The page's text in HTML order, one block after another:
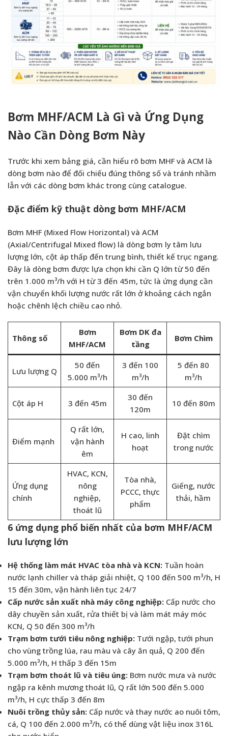
Bơm MHF/ACM Là Gì và Ứng Dụng
Nào Cần Dòng Bơm Này
Trước khi xem bảng giá, cần hiểu rõ bơm MHF và ACM là
dòng bơm nào để đối chiếu đúng thông số và tránh nhầm
lẫn với các dòng bơm khác trong cùng catalogue.
Đặc điểm kỹ thuật dòng bơm MHF/ACM
Bơm MHF (Mixed Flow Horizontal) và ACM
(Axial/Centrifugal Mixed flow) là dòng bơm ly tâm lưu
lượng lớn, cột áp thấp đến trung bình, thiết kế trục ngang.
Đây là dòng bơm được lựa chọn khi cần Q lớn từ 50 đến
trên 1.000 m³/h với H từ 3 đến 45m, tức là ứng dụng cần
vận chuyển khối lượng nước rất lớn ở khoảng cách ngắn
hoặc chênh lệch chiều cao nhỏ.
Thông số
Bơm
MHF/ACM
Bơm DK đa
tầng
Bơm Chìm
Lưu lượng Q
50 đến
5.000 m³/h
3 đến 100
m³/h
5 đến 80
m³/h
Cột áp H 3 đến 45m
30 đến
120m
10 đến 80m
Điểm mạnh
Q rất lớn,
vận hành
êm
H cao, linh
hoạt
Đặt chìm
trong nước
Ứng dụng
chính
HVAC, KCN,
nông
nghiệp,
thoát lũ
Tòa nhà,
PCCC, thực
phẩm
Giếng, nước
thải, hầm
6 ứng dụng phổ biến nhất của bơm MHF/ACM
lưu lượng lớn
Hệ thống làm mát HVAC tòa nhà và KCN: Tuần hoàn
nước lạnh chiller và tháp giải nhiệt, Q 100 đến 500 m³/h, H
15 đến 30m, vận hành liên tục 24/7
Cấp nước sản xuất nhà máy công nghiệp: Cấp nước cho
dây chuyền sản xuất, rửa thiết bị và làm mát máy móc
KCN, Q 50 đến 300 m³/h
Trạm bơm tưới tiêu nông nghiệp: Tưới ngập, tưới phun
cho vùng trồng lúa, rau màu và cây ăn quả, Q 200 đến
5.000 m³/h, H thấp 3 đến 15m
Trạm bơm thoát lũ và tiêu úng: Bơm nước mưa và nước
ngập ra kênh mương thoát lũ, Q rất lớn 500 đến 5.000
m³/h, H cực thấp 3 đến 8m
Nuôi trồng thủy sản: Cấp nước và thay nước ao nuôi tôm,
cá, Q 100 đến 2.000 m³/h, có thể dùng vật liệu inox 316L